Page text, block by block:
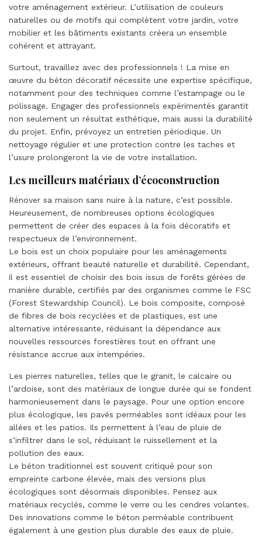
votre aménagement extérieur. L’utilisation de couleurs
naturelles ou de motifs qui complètent votre jardin, votre
mobilier et les bâtiments existants créera un ensemble
cohérent et attrayant.
Surtout, travaillez avec des professionnels ! La mise en
œuvre du béton décoratif nécessite une expertise spécifique,
notamment pour des techniques comme l’estampage ou le
polissage. Engager des professionnels expérimentés garantit
non seulement un résultat esthétique, mais aussi la durabilité
du projet. Enfin, prévoyez un entretien périodique. Un
nettoyage régulier et une protection contre les taches et
l’usure prolongeront la vie de votre installation.
Les meilleurs matériaux d’écoconstruction
Rénover sa maison sans nuire à la nature, c’est possible.
Heureusement, de nombreuses options écologiques
permettent de créer des espaces à la fois décoratifs et
respectueux de l’environnement.
Le bois est un choix populaire pour les aménagements
extérieurs, offrant beauté naturelle et durabilité. Cependant,
il est essentiel de choisir des bois issus de forêts gérées de
manière durable, certifiés par des organismes comme le FSC
(Forest Stewardship Council). Le bois composite, composé
de fibres de bois recyclées et de plastiques, est une
alternative intéressante, réduisant la dépendance aux
nouvelles ressources forestières tout en offrant une
résistance accrue aux intempéries.
Les pierres naturelles, telles que le granit, le calcaire ou
l’ardoise, sont des matériaux de longue durée qui se fondent
harmonieusement dans le paysage. Pour une option encore
plus écologique, les pavés perméables sont idéaux pour les
allées et les patios. Ils permettent à l’eau de pluie de
s’infiltrer dans le sol, réduisant le ruissellement et la
pollution des eaux.
Le béton traditionnel est souvent critiqué pour son
empreinte carbone élevée, mais des versions plus
écologiques sont désormais disponibles. Pensez aux
matériaux recyclés, comme le verre ou les cendres volantes.
Des innovations comme le béton perméable contribuent
également à une gestion plus durable des eaux de pluie.